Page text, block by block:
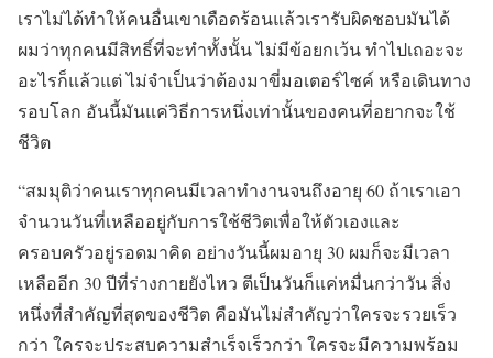
เราไม่ได้ทำให้คนอื่นเขาเดือดร้อนแล้วเรารับผิดชอบมันได้
ผมว่าทุกคนมีสิทธิ์ที่จะทำทั้งนั้น ไม่มีข้อยกเว้น ทำไปเถอะจะ
อะไรก็แล้วแต่ ไม่จำเป็นว่าต้องมาขี่มอเตอร์ไซค์ หรือเดินทาง
รอบโลก อันนี้มันแค่วิธีการหนึ่งเท่านั้นของคนที่อยากจะใช้
ชีวิต
“สมมุติว่าคนเราทุกคนมีเวลาทำงานจนถึงอายุ 60 ถ้าเราเอา
จำนวนวันที่เหลืออยู่กับการใช้ชีวิตเพื่อให้ตัวเองและ
ครอบครัวอยู่รอดมาคิด อย่างวันนี้ผมอายุ 30 ผมก็จะมีเวลา
เหลืออีก 30 ปีที่ร่างกายยังไหว ตีเป็นวันก็แค่หมื่นกว่าวัน สิ่ง
หนึ่งที่สำคัญที่สุดของชีวิต คือมันไม่สำคัญว่าใครจะรวยเร็ว
กว่า ใครจะประสบความสำเร็จเร็วกว่า ใครจะมีความพร้อม